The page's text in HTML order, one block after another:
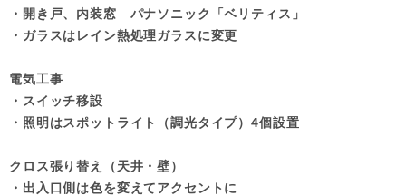
・開き戸、内装窓 パナソニック「ベリティス」
・ガラスはレイン熱処理ガラスに変更
電気工事
・スイッチ移設
・照明はスポットライト（調光タイプ）4個設置
クロス張り替え（天井・壁）
・出入口側は色を変えてアクセントに